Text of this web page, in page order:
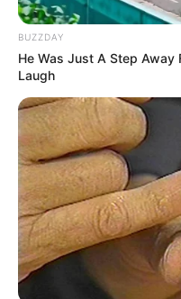
TAGS
ΧΑΛΚΙΔΑ ΝΕΑ
BUZZDAY
He Was Just A Step Away
Laugh